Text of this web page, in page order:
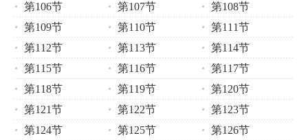
第106节
第107节
第108节
第109节
第110节
第111节
第112节
第113节
第114节
第115节
第116节
第117节
第118节
第119节
第120节
第121节
第122节
第123节
第124节
第125节
第126节